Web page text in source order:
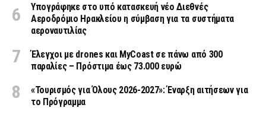
Υπογράφηκε στο υπό κατασκευή νέο Διεθνές
Αεροδρόμιο Ηρακλείου η σύμβαση για τα συστήματα
αεροναυτιλίας
Έλεγχοι με drones και MyCoast σε πάνω από 300
παραλίες – Πρόστιμα έως 73.000 ευρώ
«Τουρισμός για Όλους 2026-2027»: Έναρξη αιτήσεων για
το Πρόγραμμα